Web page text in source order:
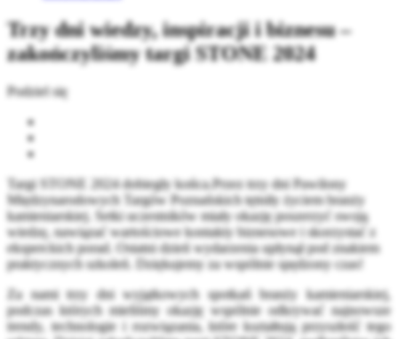
Trzy dni wiedzy, inspiracji i biznesu –
zakończyliśmy targi STONE 2024
Podziel się
Targi STONE 2024 dobiegły końca.Przez trzy dni Pawilony
Międzynarodowych Targów Poznańskich tętniły życiem branży
kamieniarskiej. Setki uczestników miały okazję poszerzyć swoją
wiedzę, nawiązać wartościowe kontakty biznesowe i skorzystać z
eksperckich porad. Ostatni dzień wydarzenia upłynął pod znakiem
praktycznych szkoleń. Dziękujemy za wspólnie spędzony czas!
Za nami trzy dni wyjątkowych spotkań branży kamieniarskiej,
podczas których mieliśmy okazję wspólnie odkrywać najnowsze
trendy, technologie i rozwiązania, które kształtują przyszłość tego